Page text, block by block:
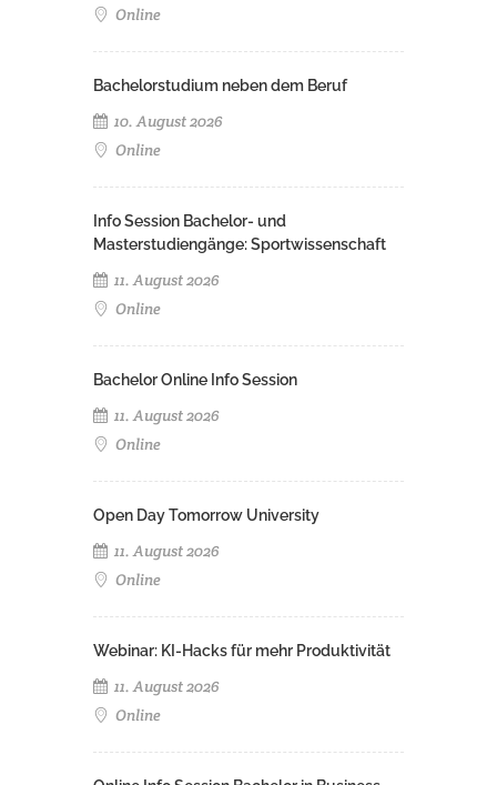
Online
Bachelorstudium neben dem Beruf
10. August 2026
Online
Info Session Bachelor- und
Masterstudiengänge: Sportwissenschaft
11. August 2026
Online
Bachelor Online Info Session
11. August 2026
Online
Open Day Tomorrow University
11. August 2026
Online
Webinar: KI-Hacks für mehr Produktivität
11. August 2026
Online